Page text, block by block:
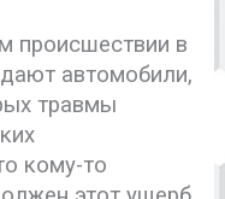
происшествии в
автомобили,
травмы
кому-то